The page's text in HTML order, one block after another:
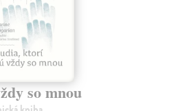
so mnou